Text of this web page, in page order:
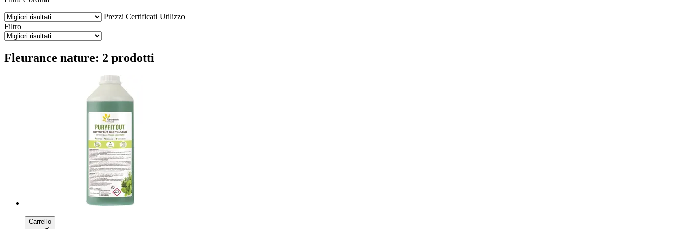
Prezzi Certificati Utilizzo
Filtro
Fleurance nature: 2 prodotti
Carrello